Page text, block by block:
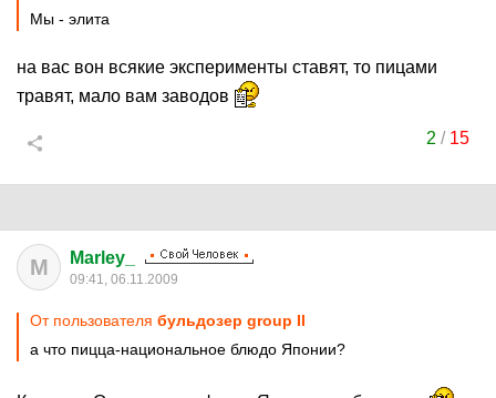
Мы - элита
на вас вон всякие эксперименты ставят, то пицами
травят, мало вам заводов
2 / 15
M Marley_
09:41, 06.11.2009
От пользователя бульдозер group II
а что пицца-национальное блюдо Японии?